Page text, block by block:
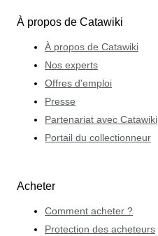
À propos de Catawiki
À propos de Catawiki
Nos experts
Offres d'emploi
Presse
Partenariat avec Catawiki
Portail du collectionneur
Acheter
Comment acheter ?
Protection des acheteurs